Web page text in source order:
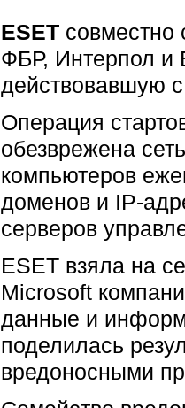
ESET совместно
ФБР, Интерпол и
действовавшую с
Операция
обезврежена
компьютеров
доменов и IP-
серверов
ESET взяла на
Microsoft
данные и
поделилась
вредоносными